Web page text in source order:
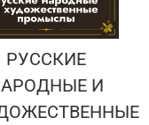
РУССКИЕ
И